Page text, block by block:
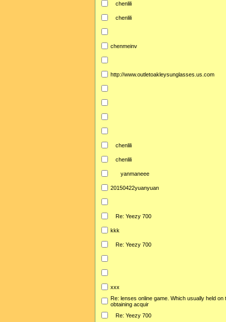
chenlili
chenlili
chenmeinv
http://www.outletoakleysunglasses.us.com
chenlili
chenlili
yanmaneee
20150422yuanyuan
Re: Yeezy 700
kkk
Re: Yeezy 700
xxx
Re: lenses online game. Which usually held on
obtaining acquir
Re: Yeezy 700